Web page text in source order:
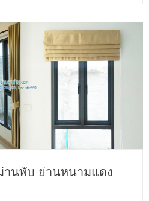
านพับ ย่านหนามแดง